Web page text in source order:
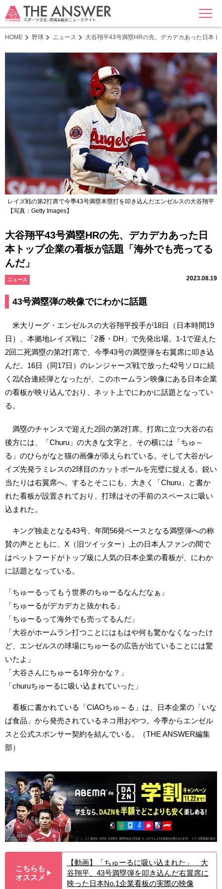
MENU
HOME 野球 ニュース 大谷翔平43号満塁HRの先、デカデカあった日本
レイズ戦の第2打席で今季43号満塁本塁打を叩き込んだエンゼルスの大谷翔平
【写真：Getty Images】
大谷翔平43号満塁HRの先、デカデカあった日
本トップ企業の看板が話題「海外でも売ってる
んだ」
ニュース 2023.08.19
43号満塁弾の映像でにわかに話題
米大リーグ・エンゼルスの大谷翔平投手が18日（日本時間19
日）、本拠地レイズ戦に「2番・DH」で先発出場。1-1で迎えた
2回二死満塁の第2打席で、今季43号の満塁弾を右翼席に叩き込
んだ。16日（同17日）のレンジャーズ戦で放った42号ソロに続
く2試合連続弾となったが、このホームラン映像にある日本企業
の看板が映り込んでおり、ネット上でにわかに話題となってい
る。
満塁のチャンスで迎えた2回の第2打席。打席に立つ大谷の右
後方には、「Churu」の大きな文字と、その横には「ちゅ～
る」のひらがなと猫の画像が添えられている。そして大谷がレ
イズ先発ラミレスの2球目のカットボールを完璧に捉える。鋭い
当たりは右翼席へ。するとそこにも、大きく「Churu」と書か
れた看板が設置されており、打球はその手前のスペースに吸い
込まれた。
キング独走となる43号、年間56発ペースとなる満塁弾への称
賛の声とともに、X（旧ツイッター）上の日本人ファンの間で
はペットフードがトップ級に人気の日本企業の看板が、にわか
に話題となっている。
「ちゅーるってもう世界のちゅーるなんだなぁ」
「ちゅーるがデカデカと抜かれる」
「ちゅーるって海外でも売ってるんだ」
「大谷がホームラン打つことにはもはや何も驚かなくなったけ
ど、エンゼルスの球場にちゅーるの広告が出ていることには驚
いたよ」
「大谷さんにちゅーる1年分かな？」
「churuちゅーるに吸い込まれていった」
看板に書かれている「CIAOちゅ～る」は、日本企業の「いな
ば食品」から発売されているネコ用おやつ。今季からエンゼル
スと公式スポンサー契約を結んでいる。（THE ANSWER編集
部）
こちらも
オススメ ▶︎
【動画】「ちゅーるに吸い込まれた」 大
谷翔平、43号満塁弾を叩き込んだ右翼席に
映った日本No.1企業看板の実際の映像